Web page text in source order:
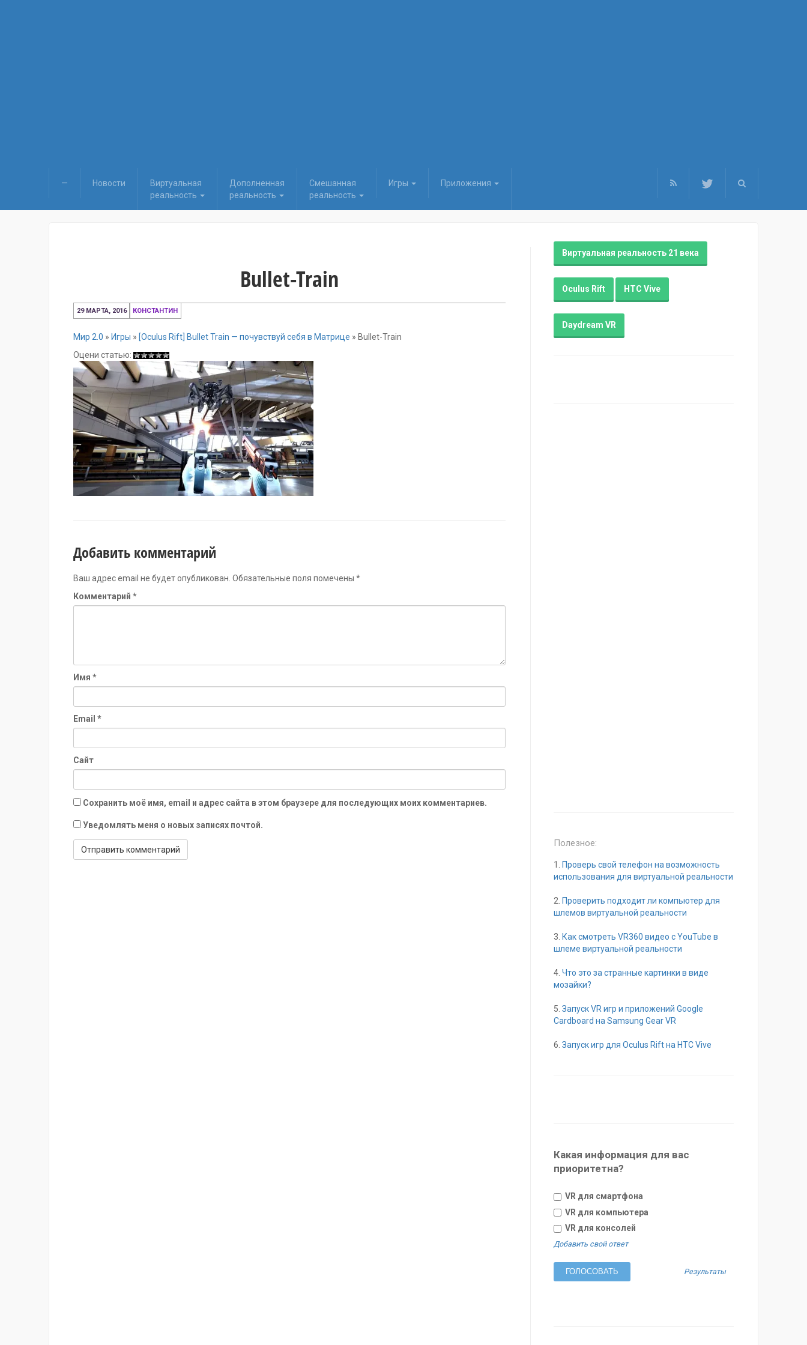
— Новости
Виртуальная
реальность
Дополненная
реальность
Смешанная
реальность
Игры Приложения
Bullet-Train
29 МАРТА, 2016 КОНСТАНТИН
Мир 2.0 » Игры » [Oculus Rift] Bullet Train — почувствуй себя в Матрице » Bullet-Train
Оцени статью:
Добавить комментарий
Ваш адрес email не будет опубликован. Обязательные поля помечены *
Комментарий *
Имя *
Email *
Сайт
Сохранить моё имя, email и адрес сайта в этом браузере для последующих моих комментариев.
Уведомлять меня о новых записях почтой.
Виртуальная реальность 21 века
Oculus Rift HTC Vive
Daydream VR
Полезное:
1.
Проверь свой телефон на возможность
использования для виртуальной реальности
2. Проверить подходит ли компьютер для
шлемов виртуальной реальности
3. Как смотреть VR360 видео с YouTube в
шлеме виртуальной реальности
4. Что это за странные картинки в виде
мозайки?
5. Запуск VR игр и приложений Google
Cardboard на Samsung Gear VR
6. Запуск игр для Oculus Rift на HTC Vive
Какая информация для вас
приоритетна?
VR для смартфона
VR для компьютера
VR для консолей
Добавить свой ответ
Результаты